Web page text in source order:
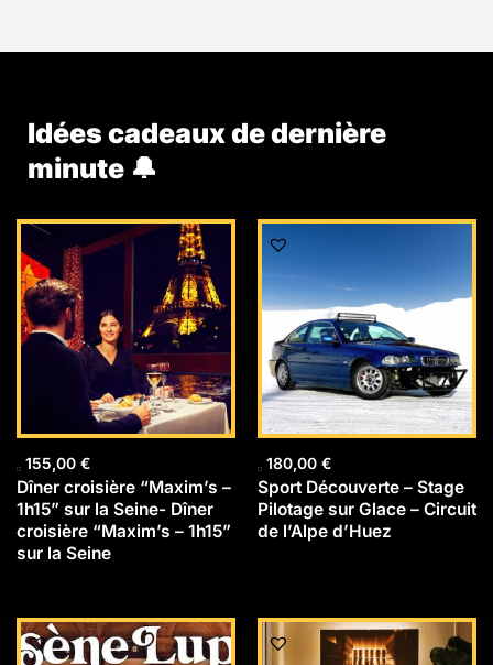
Idées cadeaux de dernière
minute 🔔
155,00 €
Dîner croisière “Maxim’s –
1h15” sur la Seine- Dîner
croisière “Maxim’s – 1h15”
sur la Seine
180,00 €
Sport Découverte – Stage
Pilotage sur Glace – Circuit
de l’Alpe d’Huez